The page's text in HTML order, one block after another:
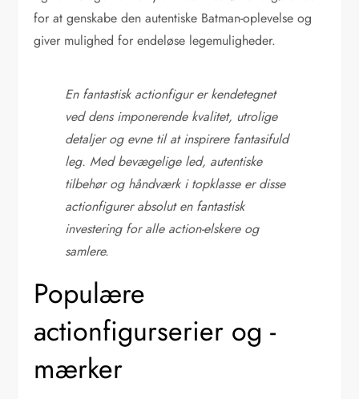
for at genskabe den autentiske Batman-oplevelse og
giver mulighed for endeløse legemuligheder.
En fantastisk actionfigur er kendetegnet
ved dens imponerende kvalitet, utrolige
detaljer og evne til at inspirere fantasifuld
leg. Med bevægelige led, autentiske
tilbehør og håndværk i topklasse er disse
actionfigurer absolut en fantastisk
investering for alle action-elskere og
samlere.
Populære
actionfigurserier og -
mærker